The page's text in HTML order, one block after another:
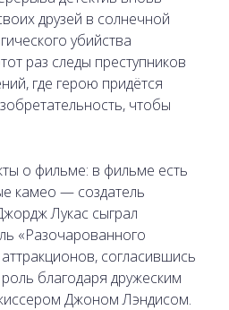
друзей в солнечной
убийства
раз следы преступников
где герою придётся
чтобы
о фильме: в фильме есть
камео — создатель
Лукас сыграл
«Разочарованного
согласившись
благодаря дружеским
Джоном Лэндисом.